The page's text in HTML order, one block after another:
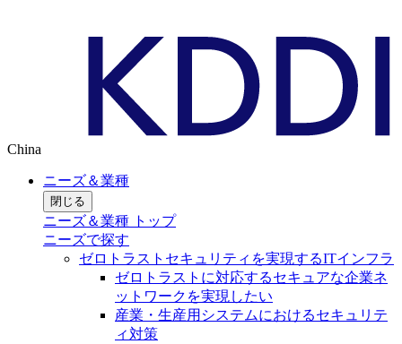
China
ニーズ＆業種
閉じる
ニーズ＆業種 トップ
ニーズで探す
ゼロトラストセキュリティを実現するITインフラ
ゼロトラストに対応するセキュアな企業ネ
ットワークを実現したい
産業・生産用システムにおけるセキュリテ
ィ対策